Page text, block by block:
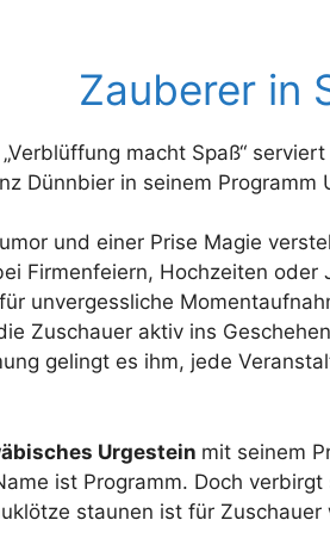
Zauberer in
macht Spaß“
Dünnbier in seinem
und einer Prise Magie
Firmenfeiern, Hochzeiten
unvergessliche
Zuschauer aktiv ins
gelingt es ihm, jede
Urgestein mit seinem
ist Programm. Doch
staunen ist für